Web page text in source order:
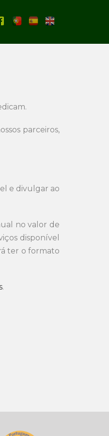
parceiros,
e divulgar ao
no valor de
disponível
ter o formato
.